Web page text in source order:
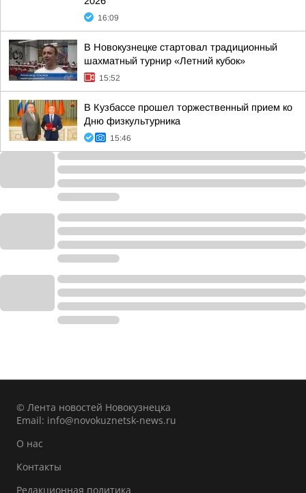
16:09
В Новокузнецке стартовал традиционный
шахматный турнир «Летний кубок»
15:52
В Кузбассе прошел торжественный прием ко
Дню физкультурника
15:46
© Лента новостей Новокузнецка
Email: info@novokuznetsk-news.ru
О нас
Контакты
Редакционная политика